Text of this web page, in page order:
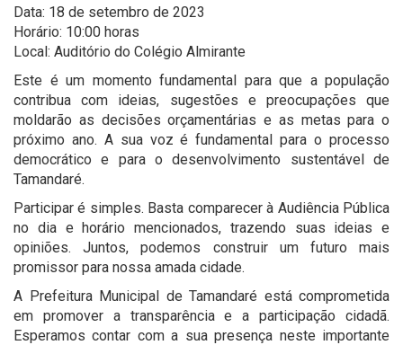
Data: 18 de setembro de 2023
Horário: 10:00 horas
Local: Auditório do Colégio Almirante
Este é um momento fundamental para que a população
contribua com ideias, sugestões e preocupações que
moldarão as decisões orçamentárias e as metas para o
próximo ano. A sua voz é fundamental para o processo
democrático e para o desenvolvimento sustentável de
Tamandaré.
Participar é simples. Basta comparecer à Audiência Pública
no dia e horário mencionados, trazendo suas ideias e
opiniões. Juntos, podemos construir um futuro mais
promissor para nossa amada cidade.
A Prefeitura Municipal de Tamandaré está comprometida
em promover a transparência e a participação cidadã.
Esperamos contar com a sua presença neste importante